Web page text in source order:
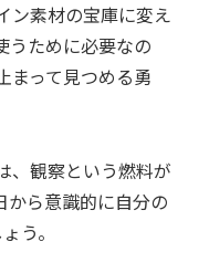
ン素材の宝庫に変え
うために必要なの
まって見つめる勇
、観察という燃料が
から意識的に自分の
う。